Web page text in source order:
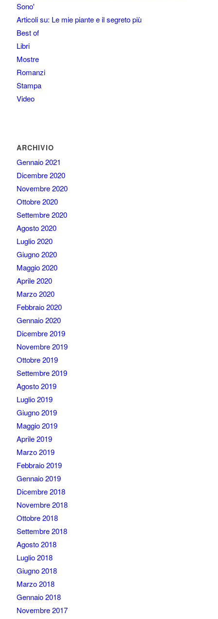
Sono'
Articoli su: Le mie piante e il segreto più
Best of
Libri
Mostre
Romanzi
Stampa
Video
ARCHIVIO
Gennaio 2021
Dicembre 2020
Novembre 2020
Ottobre 2020
Settembre 2020
Agosto 2020
Luglio 2020
Giugno 2020
Maggio 2020
Aprile 2020
Marzo 2020
Febbraio 2020
Gennaio 2020
Dicembre 2019
Novembre 2019
Ottobre 2019
Settembre 2019
Agosto 2019
Luglio 2019
Giugno 2019
Maggio 2019
Aprile 2019
Marzo 2019
Febbraio 2019
Gennaio 2019
Dicembre 2018
Novembre 2018
Ottobre 2018
Settembre 2018
Agosto 2018
Luglio 2018
Giugno 2018
Marzo 2018
Gennaio 2018
Novembre 2017